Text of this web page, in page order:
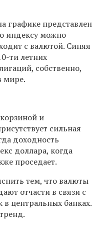
графике представлен
индексу можно
с валютой. Синяя
ти летних
собственно,
мире.
и
сильная
доходность
доллара, когда
проседает.
тем, что валюты
отчасти в связи с
центральных банках.